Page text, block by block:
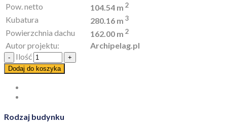
Pow. netto 104.54 m 2
Kubatura 280.16 m 3
Powierzchnia dachu 162.00 m 2
Autor projektu:
Archipelag.pl
Ilość
Dodaj do koszyka
Rodzaj budynku